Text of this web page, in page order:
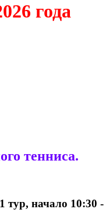
года
тенниса.
тур, начало 10:30